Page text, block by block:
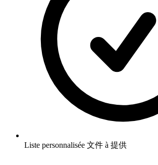
Liste personnalisée 文件 à 提供